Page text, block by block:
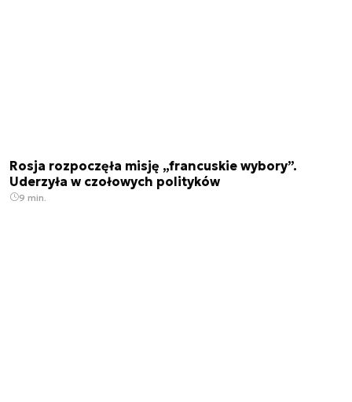
Rosja rozpoczęła misję „francuskie wybory”.
Uderzyła w czołowych polityków
9 min.